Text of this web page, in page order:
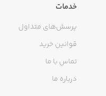
خدمات
پرسش‌های متداول
قوانین خرید
تماس با ما
درباره ما